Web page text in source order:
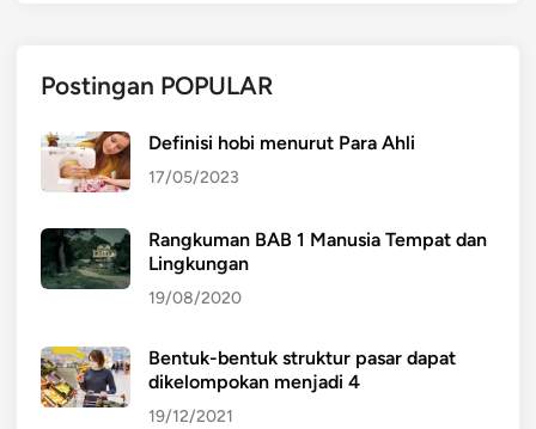
Postingan POPULAR
Definisi hobi menurut Para Ahli
17/05/2023
Rangkuman BAB 1 Manusia Tempat dan
Lingkungan
19/08/2020
Bentuk-bentuk struktur pasar dapat
dikelompokan menjadi 4
19/12/2021